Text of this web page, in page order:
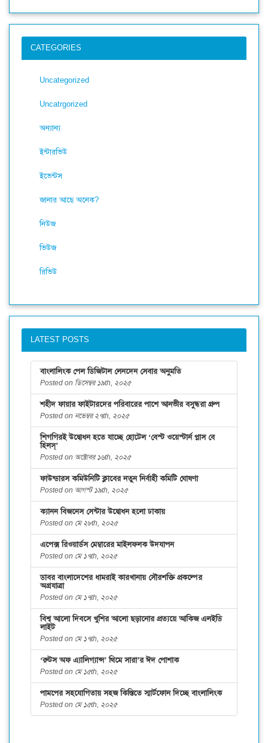
CATEGORIES
Uncategorized
Uncatrgorized
অন্যান্য
ইন্টারভিউ
ইভেন্টস
জানার আছে অনেক?
নিউজ
ভিউজ
রিভিউ
LATEST POSTS
বাংলালিংক পেল ডিজিটাল লেনদেন সেবার অনুমতি
Posted on ডিসেম্বর ১৯th, ২০২৫
শহীদ ফায়ার ফাইটারদের পরিবারের পাশে আনভীর বসুন্ধরা গ্রুপ
Posted on নভেম্বর ২৭th, ২০২৫
শিগগিরই উদ্বোধন হতে যাচ্ছে হোটেল ‘বেস্ট ওয়েস্টার্ন প্লাস বে
হিলস্’
Posted on অক্টোবর ১৬th, ২০২৫
ফাউন্ডারস কমিউনিটি ক্লাবের নতুন নির্বাহী কমিটি ঘোষণা
Posted on আগস্ট ১৯th, ২০২৫
ক্যানন বিজনেস সেন্টার উদ্বোধন হলো ঢাকায়
Posted on মে ২৮th, ২০২৫
এপেক্স রিওয়ার্ডস মেম্বারের মাইলফলক উদযাপন
Posted on মে ১৭th, ২০২৫
ডাবর বাংলাদেশের ধামরাই কারখানায় সৌরশক্তি প্রকল্পের
অগ্রযাত্রা
Posted on মে ১৭th, ২০২৫
বিশ্ব আলো দিবসে খুশির আলো ছড়ানোর প্রত্যয়ে আকিজ এলইডি
লাইট
Posted on মে ১৭th, ২০২৫
‘রুটস অফ এ্যালিগ্যান্স’ থিমে সারা’র ঈদ পোশাক
Posted on মে ১৫th, ২০২৫
পামপের সহযোগিতায় সহজ কিস্তিতে স্মার্টফোন দিচ্ছে বাংলালিংক
Posted on মে ১৫th, ২০২৫